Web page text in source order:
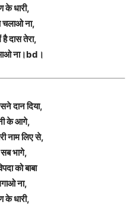
के धारी,
चलाओ ना,
दास तेरा,
ना।bd।
दान दिया,
के आगे,
नाम लिए से,
भागे,
को बाबा
ना,
के धारी,